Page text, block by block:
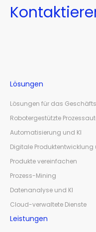
Lösungen
Lösungen für das
Robotergestützte
Automatisierung und KI
Digitale
Produkte vereinfachen
Prozess-Mining
Datenanalyse und KI
Cloud-verwaltete Dienste
Leistungen